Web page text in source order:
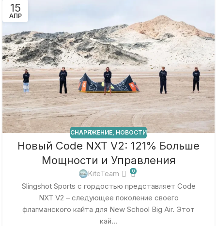
15
АПР
СНАРЯЖЕНИЕ, НОВОСТИ
Новый Code NXT V2: 121% Больше
Мощности и Управления
KiteTeam 0
Slingshot Sports с гордостью представляет Code
NXT V2 – следующее поколение своего
флагманского кайта для New School Big Air. Этот
кай...